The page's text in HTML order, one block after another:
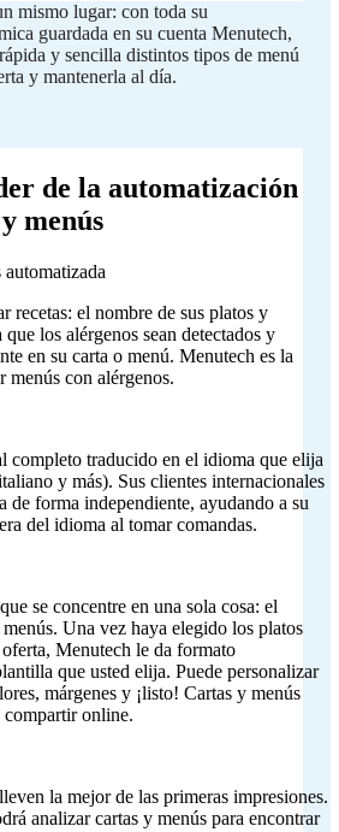
mismo lugar: con toda su
guardada en su cuenta Menutech,
y sencilla distintos tipos de menú
y mantenerla al día.
de la automatización
menús
recetas: el nombre de sus platos y
los alérgenos sean detectados y
en su carta o menú. Menutech es la
menús con alérgenos.
completo traducido en el idioma que elija
y más). Sus clientes internacionales
de forma independiente, ayudando a su
del idioma al tomar comandas.
se concentre en una sola cosa: el
Una vez haya elegido los platos
Menutech le da formato
que usted elija. Puede personalizar
márgenes y ¡listo! Cartas y menús
online.
la mejor de las primeras impresiones.
analizar cartas y menús para encontrar